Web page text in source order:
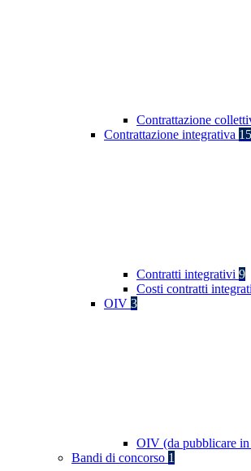
Contrattazione
Contrattazione integrativa 15
Contratti integrativi 9
Costi contratti
OIV 3
OIV (da pubblicare in
Bandi di concorso 1